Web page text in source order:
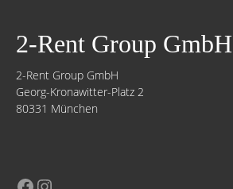
2-Rent Group GmbH
2-Rent Group GmbH
Georg-Kronawitter-Platz 2
80331 München